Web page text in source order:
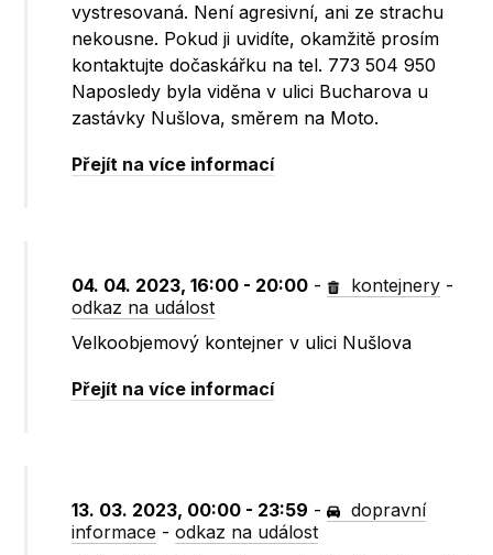
vystresovaná. Není agresivní, ani ze strachu
nekousne. Pokud ji uvidíte, okamžitě prosím
kontaktujte dočaskářku na tel. 773 504 950
Naposledy byla viděna v ulici Bucharova u
zastávky Nušlova, směrem na Moto.
Přejít na více informací
04. 04. 2023, 16:00 - 20:00 - kontejnery -
odkaz na událost
Velkoobjemový kontejner v ulici Nušlova
Přejít na více informací
13. 03. 2023, 00:00 - 23:59 -
dopravní
informace -odkaz na událost